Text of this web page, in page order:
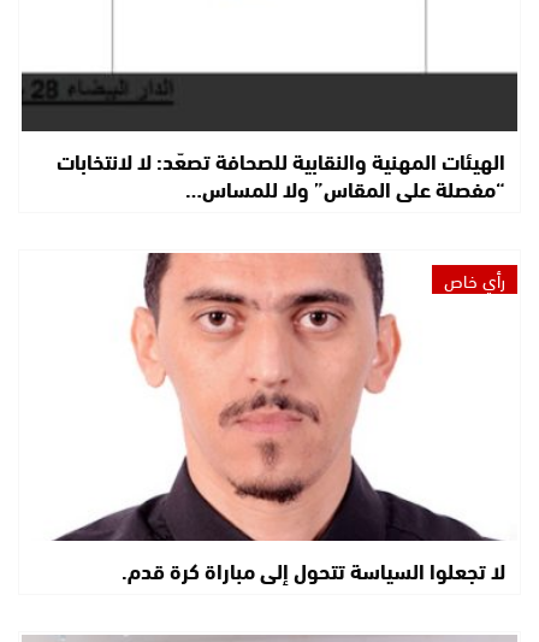
الهيئات المهنية والنقابية للصحافة تصعّد: لا لانتخابات
“مفصلة على المقاس” ولا للمساس…
رأي خاص
لا تجعلوا السياسة تتحول إلى مباراة كرة قدم.